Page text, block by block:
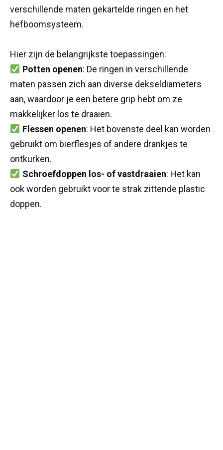
verschillende maten gekartelde ringen en het
hefboomsysteem.
Hier zijn de belangrijkste toepassingen:
Potten openen: De ringen in verschillende
maten passen zich aan diverse dekseldiameters
aan, waardoor je een betere grip hebt om ze
makkelijker los te draaien.
Flessen openen: Het bovenste deel kan worden
gebruikt om bierflesjes of andere drankjes te
ontkurken.
Schroefdoppen los- of vastdraaien: Het kan
ook worden gebruikt voor te strak zittende plastic
doppen.